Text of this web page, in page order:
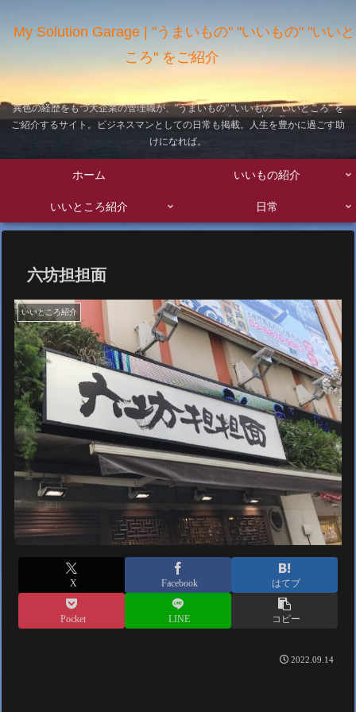
My Solution Garage | "うまいもの" "いいもの" "いいと
ころ" をご紹介
異色の経歴をもつ大企業の管理職が、"うまいもの" "いいもの" "いいところ" を
ご紹介するサイト。ビジネスマンとしての日常も掲載。人生を豊かに過ごす助
けになれば。
ホーム いいもの紹介
いいところ紹介 日常
六坊担担面
いいところ紹介
X Facebook はてブ
Pocket LINE コピー
2022.09.14